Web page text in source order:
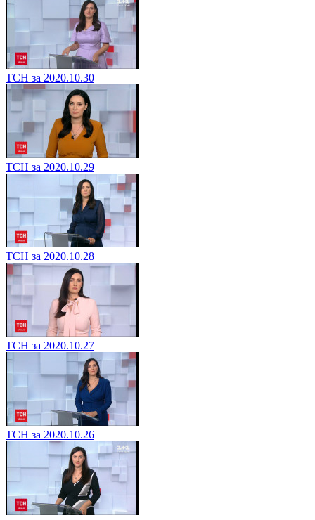
ТСН за 2020.10.30
ТСН за 2020.10.29
ТСН за 2020.10.28
ТСН за 2020.10.27
ТСН за 2020.10.26